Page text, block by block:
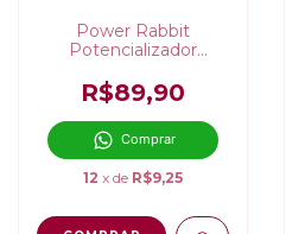
Power Rabbit
Potencializador
R$89,90
Comprar
12 x de R$9,25